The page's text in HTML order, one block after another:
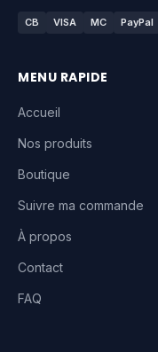
CB VISA MC PayPal
MENU RAPIDE
Accueil
Nos produits
Boutique
Suivre ma commande
À propos
Contact
FAQ